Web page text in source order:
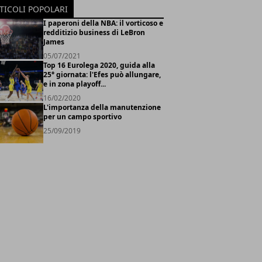
POPOLARI
I paperoni della NBA: il vorticoso e
redditizio business di LeBron
James
05/07/2021
Top 16 Eurolega 2020, guida alla
25° giornata: l'Efes può allungare,
e in zona playoff...
16/02/2020
L'importanza della manutenzione
per un campo sportivo
25/09/2019